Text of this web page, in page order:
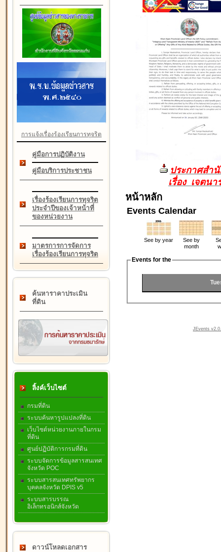
การแจ้งเรื่องร้องเรียนการทุจริต
คู่มือการปฏิบัติงาน
คู่มือบริการประชาชน
เรื่องร้องเรียนการทุจริต
ประจำปีของเจ้าหน้าที่
ของหน่วยงาน
มาตรการการจัดการ
เรื่องร้องเรียนการทุจริต
ค้นหาราคาประเมิน
ที่ดิน
ลิ้งค์เว็บไซต์
กรมที่ดิน
ระบบค้นหารูปแปลงที่ดิน
เว็บไซต์หน่วยงานภายในกรม
ที่ดิน
ศูนย์ปฏิบัติการกรมที่ดิน
ระบบจัดการข้อมูลสารสนเทศ
จังหวัด POC
ระบบสารสนเทศทรัพยากร
บุคคลจังหวัด DPIS v5
ระบบสารบรรณ
อิเล็กทรอนิกส์จังหวัด
ดาวน์โหลดเอกสาร
ประกาศสำ
เรื่อง เจตน
หน้าหลัก
Events Calendar
See by year
See by
month
Events for the
JEvents